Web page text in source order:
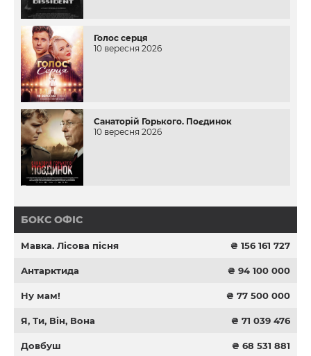
Голос серця
10 вересня 2026
Санаторій Горького. Поєдинок
10 вересня 2026
БОКС ОФІС
Мавка. Лісова пісня ₴ 156 161 727
Антарктида ₴ 94 100 000
Ну мам! ₴ 77 500 000
Я, Ти, Він, Вона ₴ 71 039 476
Довбуш ₴ 68 531 881